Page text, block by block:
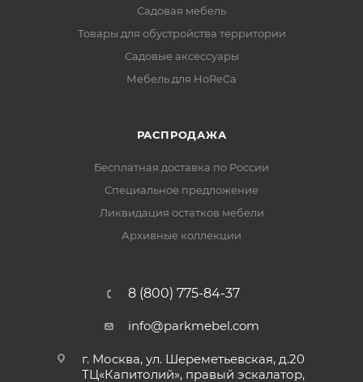
Садовая мебель
Товары для обустройства территории
Садовые аксессуары
Мебель для HoReCa
РАСПРОДАЖА
Бесплатная доставка по России
Специальное предложение
Ликвидация остатков мебели
Архивные коллекции
8 (800) 775-84-37
info@parkmebel.com
г. Москва, ул. Шереметьевская, д.20
ТЦ«Капитолий», правый эскалатор,